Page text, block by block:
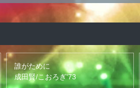
誰がために
成田賢/こおろぎ'73